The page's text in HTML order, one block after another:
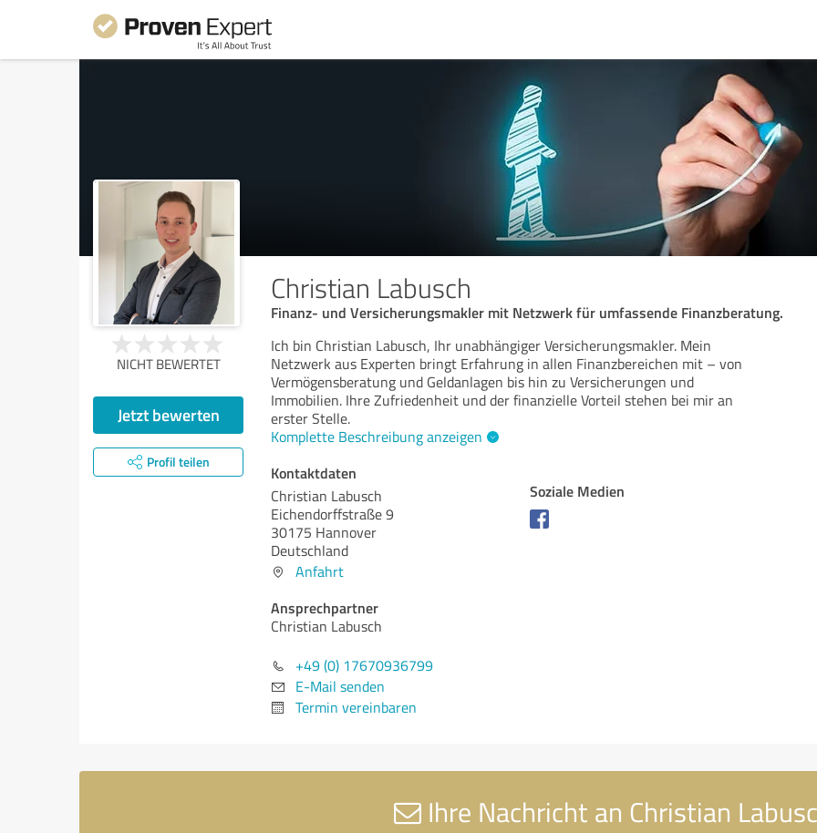
Christian Labusch
Finanz- und Versicherungsmakler mit Netzwerk für umfassende Finanzberatung.
NICHT BEWERTET
Jetzt bewerten
Profil teilen
Ich bin Christian Labusch, Ihr unabhängiger Versicherungsmakler. Mein
Netzwerk aus Experten bringt Erfahrung in allen Finanzbereichen mit – von
Vermögensberatung und Geldanlagen bis hin zu Versicherungen und
Immobilien. Ihre Zufriedenheit und der finanzielle Vorteil stehen bei mir an
erster Stelle.
Komplette Beschreibung anzeigen
Kontaktdaten
Christian Labusch
Eichendorffstraße 9
30175 Hannover
Deutschland
Anfahrt
Ansprechpartner
Christian Labusch
+49 (0) 17670936799
E-Mail senden
Termin vereinbaren
Soziale Medien
Ihre Nachricht an Christian